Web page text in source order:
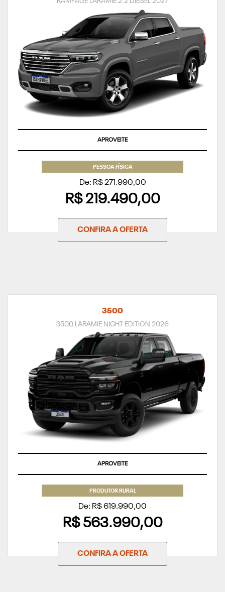
APROVEITE
PESSOA FÍSICA
De: R$ 271.990,00
R$ 219.490,00
CONFIRA A OFERTA
3500
3500 LARAMIE NIGHT EDITION 2026
APROVEITE
PRODUTOR RURAL
De: R$ 619.990,00
R$ 563.990,00
CONFIRA A OFERTA